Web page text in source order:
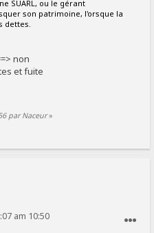
SUARL, ou le gérant
son patrimoine, l'orsque la
dettes.
non
et fuite
par Naceur»
am 10:50